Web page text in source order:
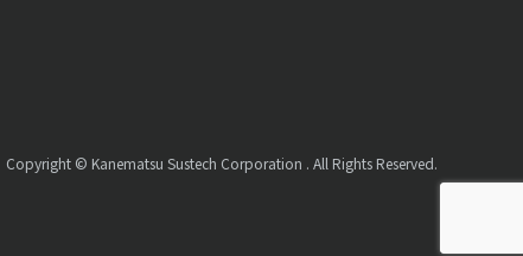
Copyright © Kanematsu Sustech Corporation . All Rights Reserved.